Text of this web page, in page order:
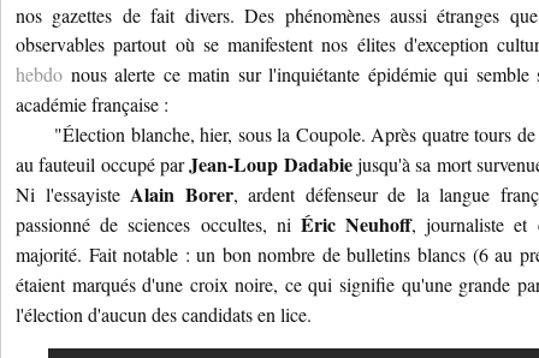
nos gazettes de fait divers. Des phénomènes aussi étranges
observables partout où se manifestent nos élites d'exception
hebdo nous alerte ce matin sur l'inquiétante épidémie qui semble
académie française :
"Élection blanche, hier, sous la Coupole. Après quatre tours de
au fauteuil occupé parJean-Loup Dadabiejusqu'à sa mort
Ni l'essayiste Alain Borer, ardent défenseur de la langue
passionné de sciences occultes, niÉric Neuhoff, journaliste et
majorité. Fait notable : un bon nombre de bulletins blancs (6 au
étaient marqués d'une croix noire, ce qui signifie qu'une grande
l'élection d'aucun des candidats en lice.